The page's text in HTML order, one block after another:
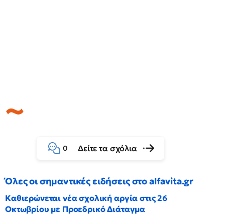
0 Δείτε τα σχόλια
Όλες οι σημαντικές ειδήσεις στο alfavita.gr
Καθιερώνεται νέα σχολική αργία στις 26
Οκτωβρίου με Προεδρικό Διάταγμα